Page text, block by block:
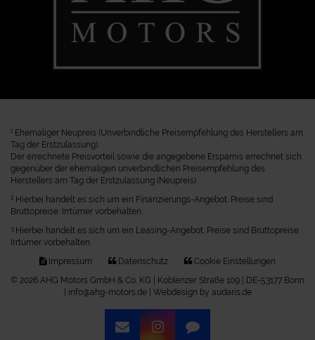
1
Ehemaliger Neupreis (Unverbindliche Preisempfehlung des Herstellers am
Tag der Erstzulassung).
Der errechnete Preisvorteil sowie die angegebene Ersparnis errechnet sich
gegenüber der ehemaligen unverbindlichen Preisempfehlung des
Herstellers am Tag der Erstzulassung (Neupreis).
2 Hierbei handelt es sich um ein Finanzierungs-Angebot. Preise sind
Bruttopreise. Irrtümer vorbehalten.
3 Hierbei handelt es sich um ein Leasing-Angebot. Preise sind Bruttopreise.
Irrtümer vorbehalten.
Impressum
Datenschutz
Cookie Einstellungen
© 2026 AHG Motors GmbH & Co. KG | Koblenzer Straße 109 | DE-53177 Bonn
| info@ahg-motors.de | Webdesign by audaris.de